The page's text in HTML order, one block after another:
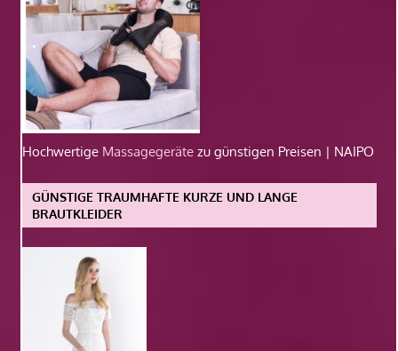
Hochwertige Massagegeräte zu günstigen Preisen | NAIPO
GÜNSTIGE TRAUMHAFTE KURZE UND LANGE
BRAUTKLEIDER